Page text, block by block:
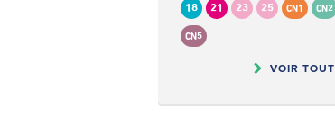
18 21 23 25 CN1 CN2
CN5
VOIR TOUT